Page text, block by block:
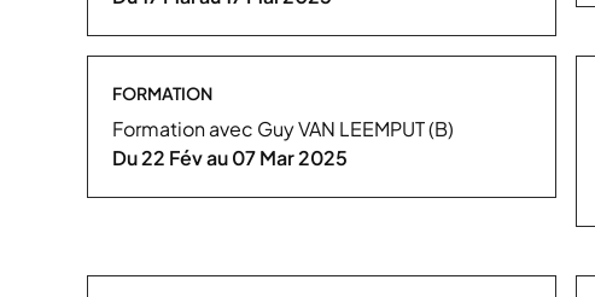
FORMATION
Formation avec Guy VAN LEEMPUT (B)
Du 22 Fév au 07 Mar 2025